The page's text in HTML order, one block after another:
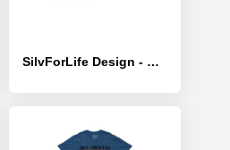
SilvForLife Design - Die offiz - [Полная версия]